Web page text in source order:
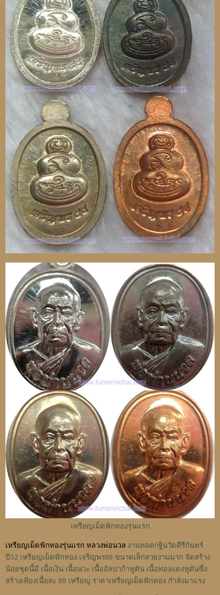
เหรียญเม็ดฟักทองรุ่นแรก
เหรียญเม็ดฟักทองรุ่นแรก หลวงพ่อนวล งานทอดกฐินวัดคีรีกันทร์
ปี52 เหรียญเม็ดฟักทอง เจริญพร88 ขนาดเล็กสวยงามมาก จัดสร้าง
น้อยชุดนี้มี เนื้อเงิน เนื้อนวะ เนื้ออัลปาก้าหูตัน เนื้อทองแดงหูตันซึ่ง
สร้างเพียงเนื้อละ 88 เหรียญ ราคาเหรียญเม็ดฟักทอง กำลังมาแรง